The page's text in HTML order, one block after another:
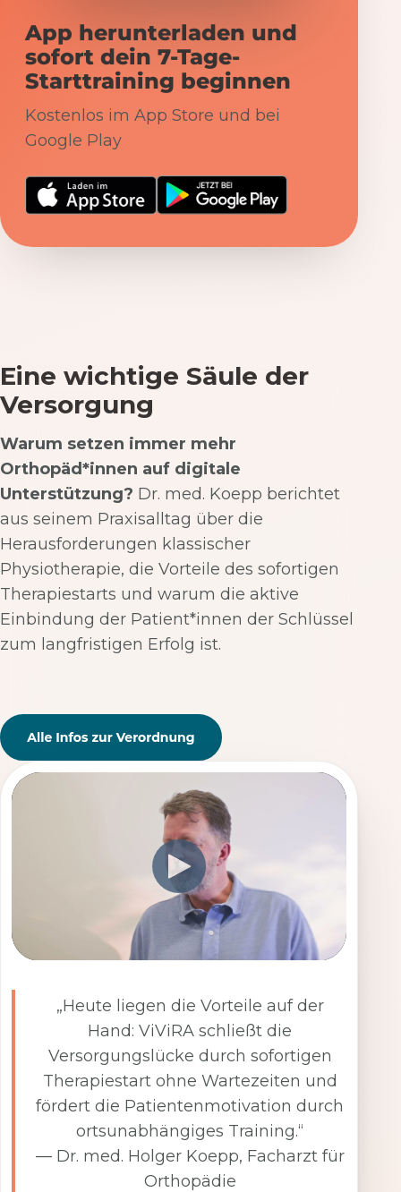
App herunterladen und
sofort dein 7-Tage-
Starttraining beginnen
Kostenlos im App Store und bei
Google Play
Eine wichtige Säule der
Versorgung
Warum setzen immer mehr
Orthopäd*innen auf digitale
Unterstützung? Dr. med. Koepp berichtet
aus seinem Praxisalltag über die
Herausforderungen klassischer
Physiotherapie, die Vorteile des sofortigen
Therapiestarts und warum die aktive
Einbindung der Patient*innen der Schlüssel
zum langfristigen Erfolg ist.
„Heute liegen die Vorteile auf der
Hand: ViViRA schließt die
Versorgungslücke durch sofortigen
Therapiestart ohne Wartezeiten und
fördert die Patientenmotivation durch
ortsunabhängiges Training.“
— Dr. med. Holger Koepp, Facharzt für
Orthopädie